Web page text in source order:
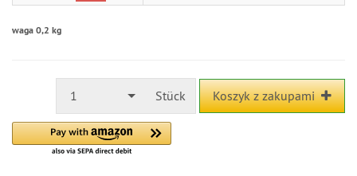
waga 0,2 kg
1 Stück Koszyk z zakupami